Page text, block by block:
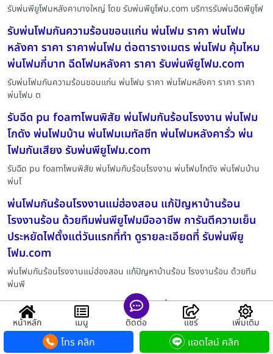
รับพ่นพียูโฟมหลังคาบางใหญ่ โดย รับพ่นพียูโฟม.com บริการรับพ่นฉีดพียูโฟ
รับพ่นโฟมกันความร้อนขอนแก่น พ่นโฟม ราคา พ่นโฟม
หลังคา ราคา ราคาพ่นโฟม ต่อตารางเมตร พ่นโฟม คุ้มไหม
พ่นโฟมกี่บาท ฉีดโฟมหลังคา ราคา รับพ่นพียูโฟม.com
รับพ่นโฟมกันความร้อนขอนแก่น พ่นโฟม ราคา พ่นโฟมหลังคา ราคา ราคา
พ่นโฟม ต
รับฉีด pu foamโพนพิสัย พ่นโฟมกันร้อนโรงงาน พ่นโฟม
โกดัง พ่นโฟมบ้าน พ่นโฟมเมทัลชีท พ่นโฟมหลังคารั่ว พ่น
โฟมกันเสียง รับพ่นพียูโฟม.com
รับฉีด pu foamโพนพิสัย พ่นโฟมกันร้อนโรงงาน พ่นโฟมโกดัง พ่นโฟมบ้าน
พ่นโ
พ่นโฟมกันร้อนโรงงานแม่ฮ่องสอน แก้ปัญหาบ้านร้อน
โรงงานร้อน ด้วยทีมพ่นพียูโฟมมืออาชีพ การันตีความเย็น
ประหยัดไฟตั้งแต่วันแรกที่ทำ ดูรายละเอียดที่ รับพ่นพียู
โฟม.com
พ่นโฟมกันร้อนโรงงานแม่ฮ่องสอน แก้ปัญหาบ้านร้อน โรงงานร้อน ด้วยทีม
พ่นพี
ยิงพียูโฟมพัทยา หยุดเสียงดัง หยุดรั่วซึม หยุดความร้อน
ด้วยนวัตกรรมฉีดพียูโฟมคุณภาพสูง ครอบคลุมพื้นที่ทั่ว
ประเทศ สนใจคลิก รับพ่นพียูโฟม.com
หน้าหลัก เมนู ติดต่อ แชร์ เพิ่มเติม
โทร คลิก แอดไลน์ คลิก